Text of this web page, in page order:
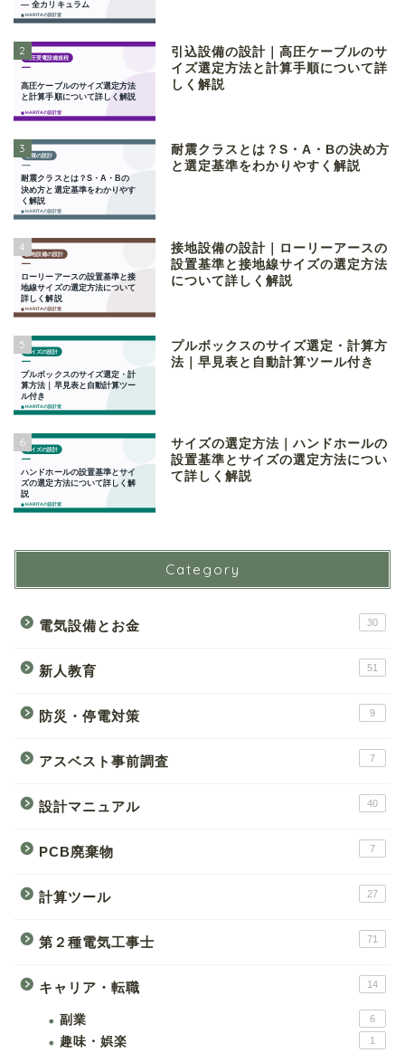
2
引込設備の設計｜高圧ケーブルのサ
イズ選定方法と計算手順について詳
しく解説
3
耐震クラスとは？S・A・Bの決め方
と選定基準をわかりやすく解説
4
接地設備の設計｜ローリーアースの
設置基準と接地線サイズの選定方法
について詳しく解説
5
プルボックスのサイズ選定・計算方
法｜早見表と自動計算ツール付き
6
サイズの選定方法｜ハンドホールの
設置基準とサイズの選定方法につい
て詳しく解説
Category
電気設備とお金 30
新人教育 51
防災・停電対策 9
アスベスト事前調査 7
設計マニュアル 40
PCB廃棄物 7
計算ツール 27
第２種電気工事士 71
キャリア・転職 14
副業 6
趣味・娯楽 1